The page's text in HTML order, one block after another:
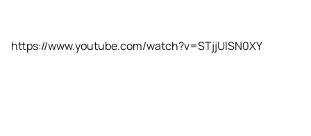
https://www.youtube.com/watch?v=STjjUlSN0XY